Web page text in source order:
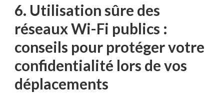
6. Utilisation sûre des
réseaux Wi-Fi publics :
conseils ⁢pour⁤ protéger votre
confidentialité lors de vos
‍déplacements